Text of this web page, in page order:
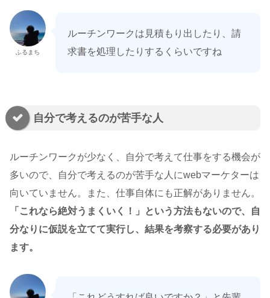
ふるまち
ルーチンワークは見積もり出したり、請
求書を処理したりするくらいですね
自分で考えるのが苦手な人
ルーチンワークが少なく、自分で考えて仕事をする機会が
多いので、自分で考えるのが苦手な人にwebマーケターは
向いていません。また、仕事自体にも正解がありません。
「これなら絶対うまくいく！」という方法もないので、自
分なりに仮説を立てて実行し、結果を考察する必要があり
ます。